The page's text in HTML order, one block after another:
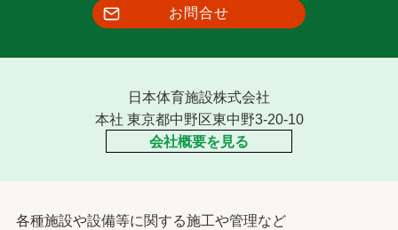
お問合せ
日本体育施設株式会社
本社 東京都中野区東中野3-20-10
会社概要を見る
各種施設や設備等に関する施工や管理など